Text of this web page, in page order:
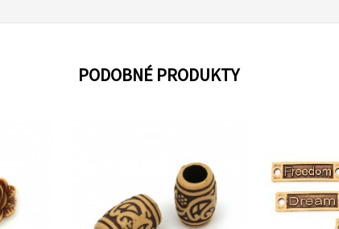
PODOBNÉ PRODUKTY